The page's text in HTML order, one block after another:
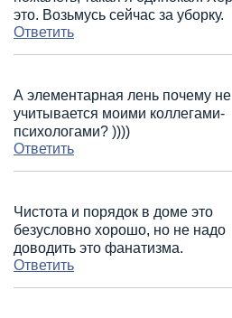
это. Возьмусь сейчас за уборку.
Ответить
А элементарная лень почему не
учитывается моими коллегами-
психологами? ))))
Ответить
Чистота и порядок в доме это
безусловно хорошо, но не надо
доводить это фанатизма.
Ответить